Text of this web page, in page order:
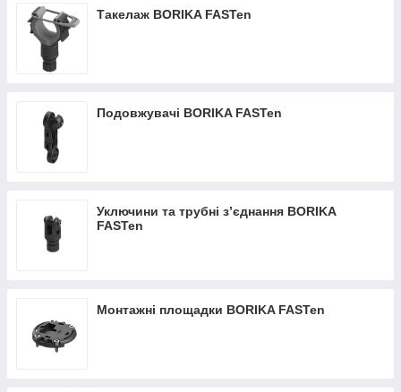
Такелаж BORIKA FASTen
Подовжувачі BORIKA FASTen
Уключини та трубні з’єднання BORIKA
FASTen
Монтажні площадки BORIKA FASTen